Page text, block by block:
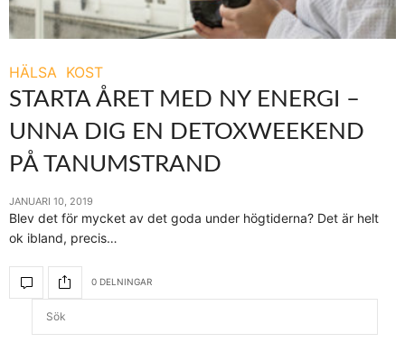
HÄLSA KOST
STARTA ÅRET MED NY ENERGI –
UNNA DIG EN DETOXWEEKEND
PÅ TANUMSTRAND
JANUARI 10, 2019
Blev det för mycket av det goda under högtiderna? Det är helt
ok ibland, precis…
0 DELNINGAR